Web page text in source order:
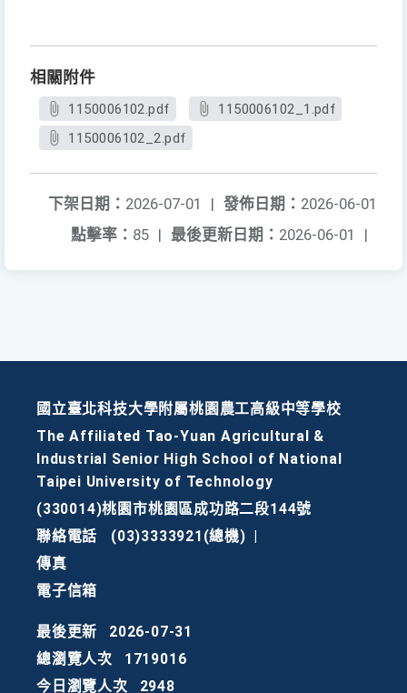
相關附件
1150006102.pdf
1150006102_1.pdf
1150006102_2.pdf
發佈日期： 2026-06-01
下架日期： 2026-07-01
|
最後更新日期： 2026-06-01 |
點擊率： 85 |
國立臺北科技大學附屬桃園農工高級中等學校
The Affiliated Tao-Yuan Agricultural &
Industrial Senior High School of National
Taipei University of Technology
(330014)桃園市桃園區成功路二段144號
聯絡電話
(03)3333921(總機)
傳真
電子信箱
最後更新
2026-07-31
總瀏覽人次
1719016
今日瀏覽人次
2948